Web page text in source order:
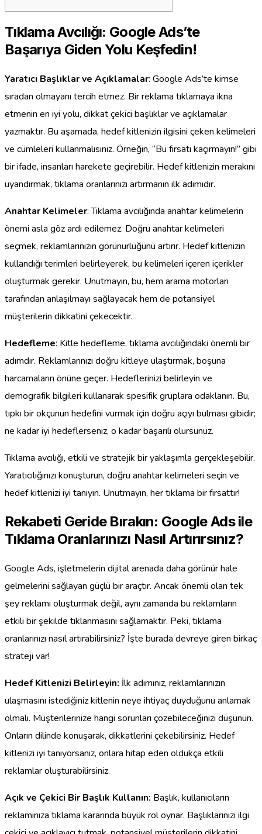
Tıklama Avcılığı: Google Ads’te
Başarıya Giden Yolu Keşfedin!
Yaratıcı Başlıklar ve Açıklamalar: Google Ads’te kimse
sıradan olmayanı tercih etmez. Bir reklama tıklamaya ikna
etmenin en iyi yolu, dikkat çekici başlıklar ve açıklamalar
yazmaktır. Bu aşamada, hedef kitlenizin ilgisini çeken kelimeleri
ve cümleleri kullanmalısınız. Örneğin, “Bu fırsatı kaçırmayın!” gibi
bir ifade, insanları harekete geçirebilir. Hedef kitlenizin merakını
uyandırmak, tıklama oranlarınızı artırmanın ilk adımıdır.
Anahtar Kelimeler: Tıklama avcılığında anahtar kelimelerin
önemi asla göz ardı edilemez. Doğru anahtar kelimeleri
seçmek, reklamlarınızın görünürlüğünü artırır. Hedef kitlenizin
kullandığı terimleri belirleyerek, bu kelimeleri içeren içerikler
oluşturmak gerekir. Unutmayın, bu, hem arama motorları
tarafından anlaşılmayı sağlayacak hem de potansiyel
müşterilerin dikkatini çekecektir.
Hedefleme: Kitle hedefleme, tıklama avcılığındaki önemli bir
adımdır. Reklamlarınızı doğru kitleye ulaştırmak, boşuna
harcamaların önüne geçer. Hedeflerinizi belirleyin ve
demografik bilgileri kullanarak spesifik gruplara odaklanın. Bu,
tıpkı bir okçunun hedefini vurmak için doğru açıyı bulması gibidir;
ne kadar iyi hedeflerseniz, o kadar başarılı olursunuz.
Tıklama avcılığı, etkili ve stratejik bir yaklaşımla gerçekleşebilir.
Yaratıcılığınızı konuşturun, doğru anahtar kelimeleri seçin ve
hedef kitlenizi iyi tanıyın. Unutmayın, her tıklama bir fırsattır!
Rekabeti Geride Bırakın: Google Ads ile
Tıklama Oranlarınızı Nasıl Artırırsınız?
Google Ads, işletmelerin dijital arenada daha görünür hale
gelmelerini sağlayan güçlü bir araçtır. Ancak önemli olan tek
şey reklamı oluşturmak değil, aynı zamanda bu reklamların
etkili bir şekilde tıklanmasını sağlamaktır. Peki, tıklama
oranlarınızı nasıl artırabilirsiniz? İşte burada devreye giren birkaç
strateji var!
Hedef Kitlenizi Belirleyin: İlk adımınız, reklamlarınızın
ulaşmasını istediğiniz kitlenin neye ihtiyaç duyduğunu anlamak
olmalı. Müşterilerinize hangi sorunları çözebileceğinizi düşünün.
Onların dilinde konuşarak, dikkatlerini çekebilirsiniz. Hedef
kitlenizi iyi tanıyorsanız, onlara hitap eden oldukça etkili
reklamlar oluşturabilirsiniz.
Açık ve Çekici Bir Başlık Kullanın: Başlık, kullanıcıların
reklamınıza tıklama kararında büyük rol oynar. Başlıklarınızı ilgi